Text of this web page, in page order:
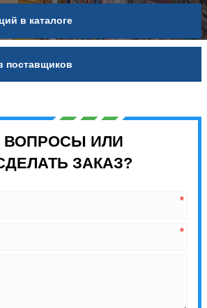
в каталоге
поставщиков
ВОПРОСЫ ИЛИ
ЗАКАЗ?